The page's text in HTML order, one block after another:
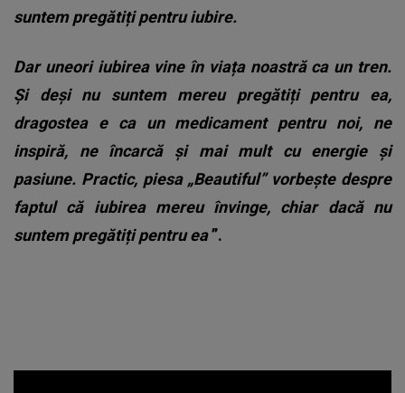
suntem pregătiți pentru iubire.
Dar uneori iubirea vine în viața noastră ca un tren.
Și deși nu suntem mereu pregătiți pentru ea,
dragostea e ca un medicament pentru noi, ne
inspiră, ne încarcă și mai mult cu energie și
pasiune. Practic, piesa „Beautiful” vorbește despre
faptul că iubirea mereu învinge, chiar dacă nu
suntem pregătiți pentru ea”.